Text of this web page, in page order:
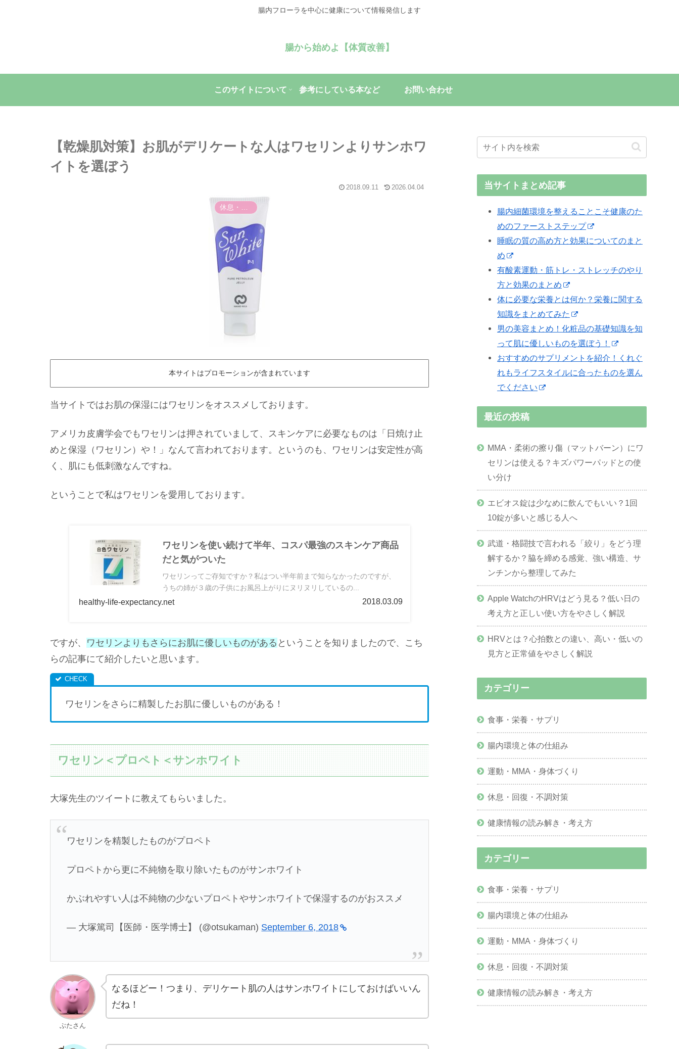
腸内フローラを中心に健康について情報発信します
腸から始めよ【体質改善】
このサイトについて 参考にしている本など お問い合わせ
【乾燥肌対策】お肌がデリケートな人はワセリンよりサンホワ
イトを選ぼう
2018.09.11 2026.04.04
本サイトはプロモーションが含まれています
当サイトではお肌の保湿にはワセリンをオススメしております。
アメリカ皮膚学会でもワセリンは押されていまして、スキンケアに必要なものは「日焼け止
めと保湿（ワセリン）や！」なんて言われております。というのも、ワセリンは安定性が高
く、肌にも低刺激なんですね。
ということで私はワセリンを愛用しております。
ワセリンを使い続けて半年、コスパ最強のスキンケア商品
だと気がついた
ワセリンってご存知ですか？私はつい半年前まで知らなかったのですが、
うちの姉が３歳の子供にお風呂上がりにヌリヌリしているの...
healthy-life-expectancy.net 2018.03.09
ですが、 ワセリンよりもさらにお肌に優しいものがある ということを知りましたので、こち
らの記事にて紹介したいと思います。
ワセリンをさらに精製したお肌に優しいものがある！
ワセリン＜プロペト＜サンホワイト
大塚先生のツイートに教えてもらいました。
ワセリンを精製したものがプロペト
プロペトから更に不純物を取り除いたものがサンホワイト
かぶれやすい人は不純物の少ないプロペトやサンホワイトで保湿するのがおススメ
— 大塚篤司【医師・医学博士】 (@otsukaman) September 6, 2018
ぶたさん
なるほどー！つまり、デリケート肌の人はサンホワイトにしておけばいいん
だね！
当サイトまとめ記事
腸内細菌環境を整えることこそ健康のた
めのファーストステップ
睡眠の質の高め方と効果についてのまと
め
有酸素運動・筋トレ・ストレッチのやり
方と効果のまとめ
体に必要な栄養とは何か？栄養に関する
知識をまとめてみた
男の美容まとめ！化粧品の基礎知識を知
って肌に優しいものを選ぼう！
おすすめのサプリメントを紹介！くれぐ
れもライフスタイルに合ったものを選ん
でください
最近の投稿
MMA・柔術の擦り傷（マットバーン）にワ
セリンは使える？キズパワーパッドとの使
い分け
エビオス錠は少なめに飲んでもいい？1回
10錠が多いと感じる人へ
武道・格闘技で言われる「絞り」をどう理
解するか？脇を締める感覚、強い構造、サ
ンチンから整理してみた
Apple WatchのHRVはどう見る？低い日の
考え方と正しい使い方をやさしく解説
HRVとは？心拍数との違い、高い・低いの
見方と正常値をやさしく解説
カテゴリー
食事・栄養・サプリ
腸内環境と体の仕組み
運動・MMA・身体づくり
休息・回復・不調対策
健康情報の読み解き・考え方
カテゴリー
食事・栄養・サプリ
腸内環境と体の仕組み
運動・MMA・身体づくり
休息・回復・不調対策
健康情報の読み解き・考え方